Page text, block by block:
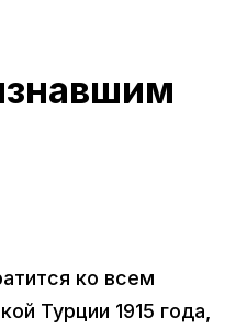
ко всем
Турции 1915 года,